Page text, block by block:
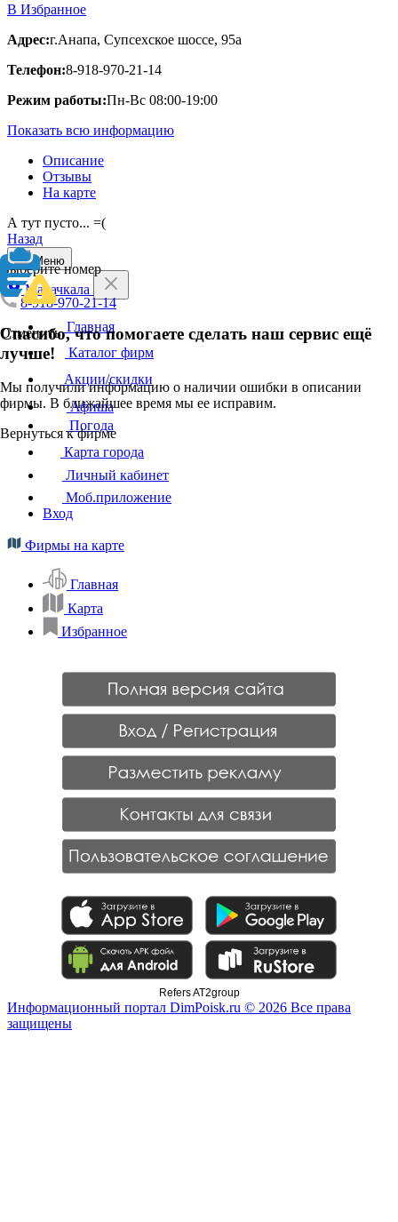
В Избранное
Адрес:г.Анапа, Супсехское шоссе, 95а
Телефон:8-918-970-21-14
Режим работы:Пн-Вс 08:00-19:00
Показать всю информацию
Описание
Отзывы
На карте
А тут пусто... =(
Назад
Выберите номер
8-918-970-21-14
Отменить
Спасибо, что помогаете сделать наш сервис ещё
лучше!
Мы получили информацию о наличии ошибки в описании
фирмы. В ближайшее время мы ее исправим.
Вернуться к фирме
Меню
Махачкала
Главная
Каталог фирм
Акции/скидки
Афиша
Погода
Карта города
Личный кабинет
Моб.приложение
Вход
Фирмы на карте
Главная
Карта
Избранное
Refers AT2group
Информационный портал DimPoisk.ru © 2026 Все права
защищены